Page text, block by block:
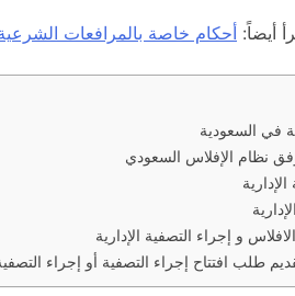
أيضاً: أحكام خاصة بالمرافعات الشرعية
في السعودية
نظام الإفلاس السعودي
و إجراء التصفية الإدارية
طلب افتتاح إجراء التصفية أو إجراء